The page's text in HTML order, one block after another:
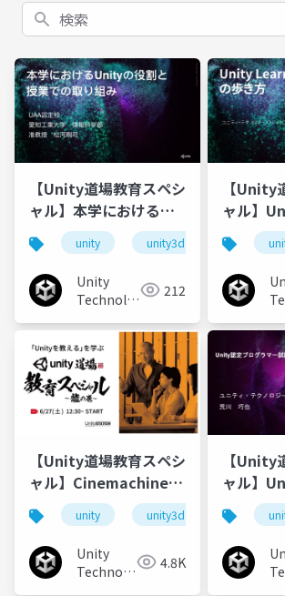
検索
【Unity道場教育スペシ
ャル】本学における
Unityの役割と授業での
取り組み
unity unity3d unity道場
Unity
Technologies 212
【Unity
ャル】
【Unity道場教育スペシ
ャル】Cinemachineで
教えるゲームの3つの大
切なこと
unity unity3d unity道場
Unity
Technologies 4.8K
【Unity
ャル】
ラマー
と試験
て